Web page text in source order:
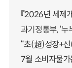
『2026년 세제
과기정통부, ‘
“초(超)성장+
7월 소비자물